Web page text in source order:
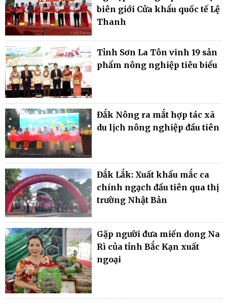
biên giới Cửa khẩu quốc tế Lệ
Thanh
Tỉnh Sơn La Tôn vinh 19 sản
phẩm nông nghiệp tiêu biểu
Đắk Nông ra mắt hợp tác xã
du lịch nông nghiệp đầu tiên
Đắk Lắk: Xuất khẩu mắc ca
chính ngạch đầu tiên qua thị
trường Nhật Bản
Gặp người đưa miến dong Na
Rì của tỉnh Bắc Kạn xuất
ngoại